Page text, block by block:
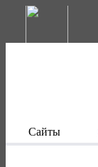
Сайты